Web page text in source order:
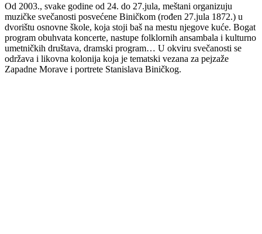
Od 2003., svake godine od 24. do 27.jula, meštani organizuju
muzičke svečanosti posvećene Biničkom (rođen 27.jula 1872.) u
dvorištu osnovne škole, koja stoji baš na mestu njegove kuće. Bogat
program obuhvata koncerte, nastupe folklornih ansambala i kulturno
umetničkih društava, dramski program… U okviru svečanosti se
održava i likovna kolonija koja je tematski vezana za pejzaže
Zapadne Morave i portrete Stanislava Biničkog.